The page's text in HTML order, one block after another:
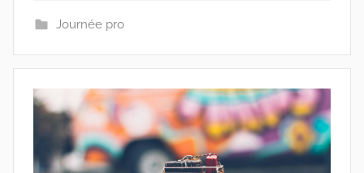
Journée pro